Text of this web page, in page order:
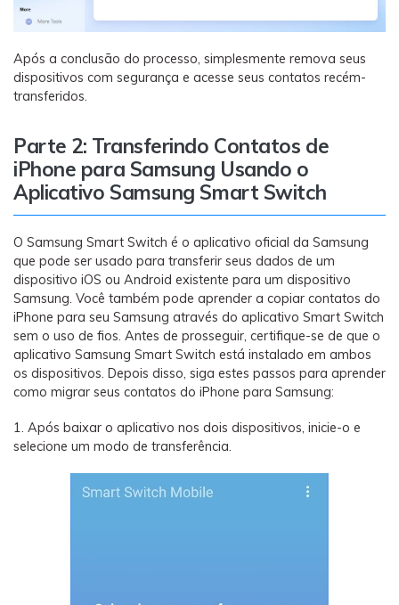
Após a conclusão do processo, simplesmente remova seus
dispositivos com segurança e acesse seus contatos recém-
transferidos.
Parte 2: Transferindo Contatos de
iPhone para Samsung Usando o
Aplicativo Samsung Smart Switch
O Samsung Smart Switch é o aplicativo oficial da Samsung
que pode ser usado para transferir seus dados de um
dispositivo iOS ou Android existente para um dispositivo
Samsung. Você também pode aprender a copiar contatos do
iPhone para seu Samsung através do aplicativo Smart Switch
sem o uso de fios. Antes de prosseguir, certifique-se de que o
aplicativo Samsung Smart Switch está instalado em ambos
os dispositivos. Depois disso, siga estes passos para aprender
como migrar seus contatos do iPhone para Samsung:
1. Após baixar o aplicativo nos dois dispositivos, inicie-o e
selecione um modo de transferência.